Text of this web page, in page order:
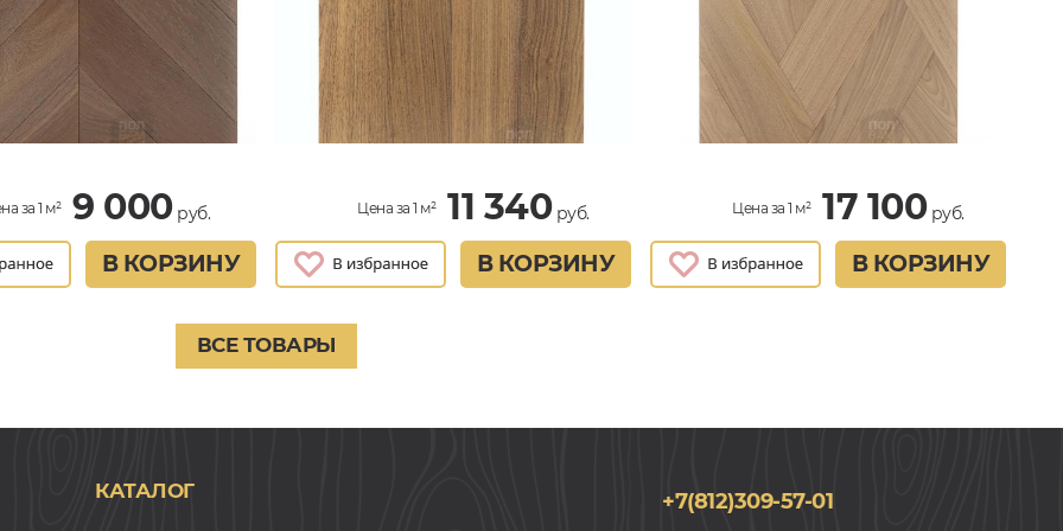
за 1 м² 9 000руб.
В КОРЗИНУ
Цена за 1 м² 11 340руб.
В КОРЗИНУ
Цена за 1 м² 17 100руб.
В КОРЗИНУ
ВСЕ ТОВАРЫ
КАТАЛОГ +7(812)309-57-01